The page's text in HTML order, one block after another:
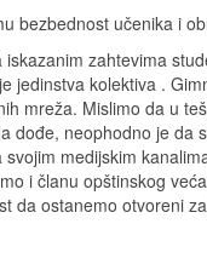
bezbednost učenika i
iskazanim zahtevima
jedinstva kolektiva .
mreža. Mislimo da u
dođe, neophodno je da
svojim medijskim
i članu opštinskog
da ostanemo otvoreni